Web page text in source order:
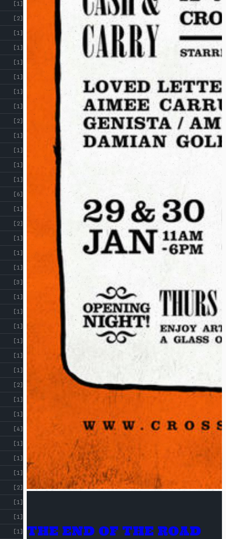
[1]
[2]
[1]
[1]
[1]
[1]
[1]
[1]
[2]
[1]
[1]
[1]
[1]
[6]
[1]
[2]
[1]
[1]
[1]
[3]
[1]
[1]
[1]
[1]
[1]
[1]
[2]
[1]
[1]
[4]
[1]
[1]
[1]
[2]
[1]
[1]
[1] THE END OF THE ROAD